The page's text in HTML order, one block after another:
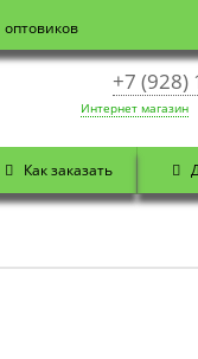
+7 (928)
Интернет магазин
Как заказать